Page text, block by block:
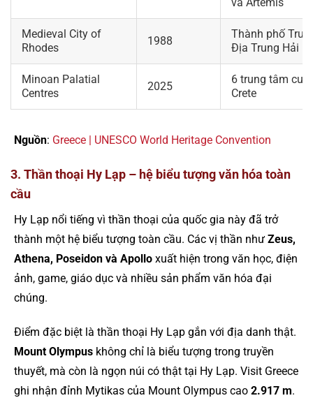
Medieval City of
Rhodes
1988
Thành phố
Địa Trung Hải
Minoan Palatial
Centres
2025
6 trung tâm
Crete
Nguồn: Greece | UNESCO World Heritage Convention
3. Thần thoại Hy Lạp – hệ biểu tượng văn hóa toàn
cầu
Hy Lạp nổi tiếng vì thần thoại của quốc gia này đã trở
thành một hệ biểu tượng toàn cầu. Các vị thần như Zeus,
Athena, Poseidon và Apollo xuất hiện trong văn học, điện
ảnh, game, giáo dục và nhiều sản phẩm văn hóa đại
chúng.
Điểm đặc biệt là thần thoại Hy Lạp gắn với địa danh thật.
Mount Olympus không chỉ là biểu tượng trong truyền
thuyết, mà còn là ngọn núi có thật tại Hy Lạp. Visit Greece
ghi nhận đỉnh Mytikas của Mount Olympus cao 2.917 m.